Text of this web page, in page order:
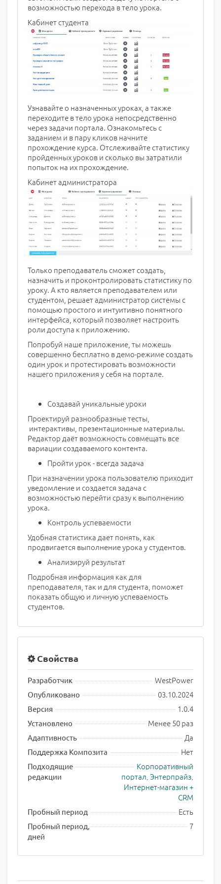
возможностью перехода в тело урока.
Кабинет студента
Узнавайте о назначенных уроках, а также
переходите в тело урока непосредственно
через задачи портала. Ознакомьтесь с
заданием и в пару кликов начните
прохождение курса. Отслеживайте статистику
пройденных уроков и сколько вы затратили
попыток на их прохождение.
Кабинет администратора
Только преподаватель сможет создать,
назначить и проконтролировать статистику по
уроку. А кто является преподавателем или
студентом, решает администратор системы с
помощью простого и интуитивно понятного
интерфейса, который позволяет настроить
роли доступа к приложению.
Попробуй наше приложение, ты можешь
совершенно бесплатно в демо-режиме создать
один урок и протестировать возможности
нашего приложения у себя на портале.
Создавай уникальные уроки
Проектируй разнообразные тесты,
интерактивы, презентационные материалы.
Редактор даёт возможность совмещать все
вариации создаваемого контента.
Пройти урок - всегда задача
При назначении урока пользователю приходит
уведомление и создается задача с
возможностью перейти сразу к выполнению
урока.
Контроль успеваемости
Удобная статистика дает понять, как
продвигается выполнение урока у студентов.
Анализируй результат
Подробная информация как для
преподавателя, так и для студента, поможет
показать общую и личную успеваемость
студентов.
Свойства
Разработчик WestPower
Опубликовано 03.10.2024
Версия 1.0.4
Установлено Менее 50 раз
Адаптивность Да
Поддержка Композита Нет
Подходящие
редакции
Корпоративный
портал,Энтерпрайз,
Интернет-магазин +
CRM
Пробный период Есть
Пробный период,
дней
7